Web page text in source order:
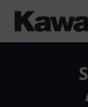
Inhalt
springen